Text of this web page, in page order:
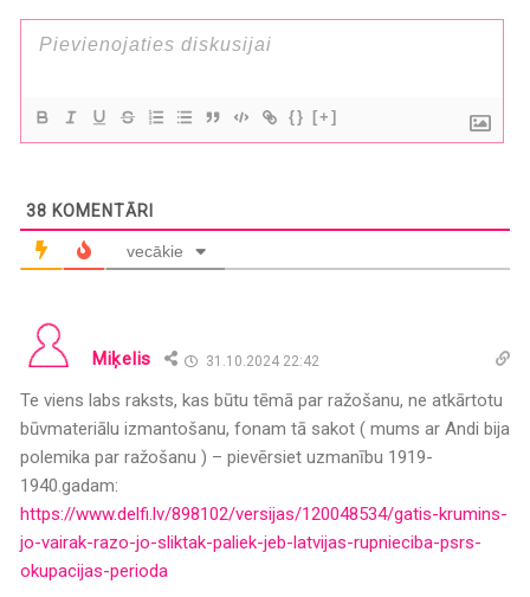
{} [+]
38 KOMENTĀRI
vecākie
Miķelis 31.10.2024 22:42
Te viens labs raksts, kas būtu tēmā par ražošanu, ne atkārtotu
būvmateriālu izmantošanu, fonam tā sakot ( mums ar Andi bija
polemika par ražošanu ) – pievērsiet uzmanību 1919-
1940.gadam:
https://www.delfi.lv/898102/versijas/120048534/gatis-krumins-
jo-vairak-razo-jo-sliktak-paliek-jeb-latvijas-rupnieciba-psrs-
okupacijas-perioda